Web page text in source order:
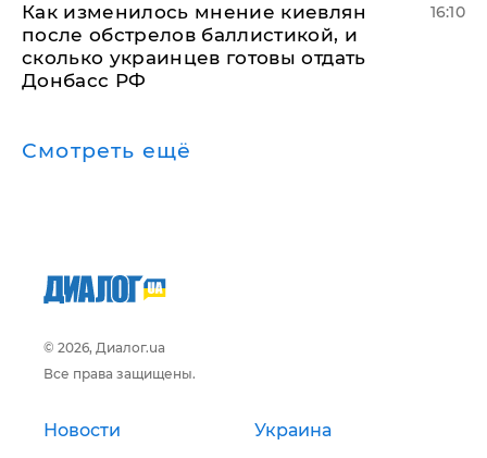
Как изменилось мнение киевлян
после обстрелов баллистикой, и
сколько украинцев готовы отдать
Донбасс РФ
16:10
Смотреть ещё
© 2026, Диалог.ua
Все права защищены.
Новости Украина